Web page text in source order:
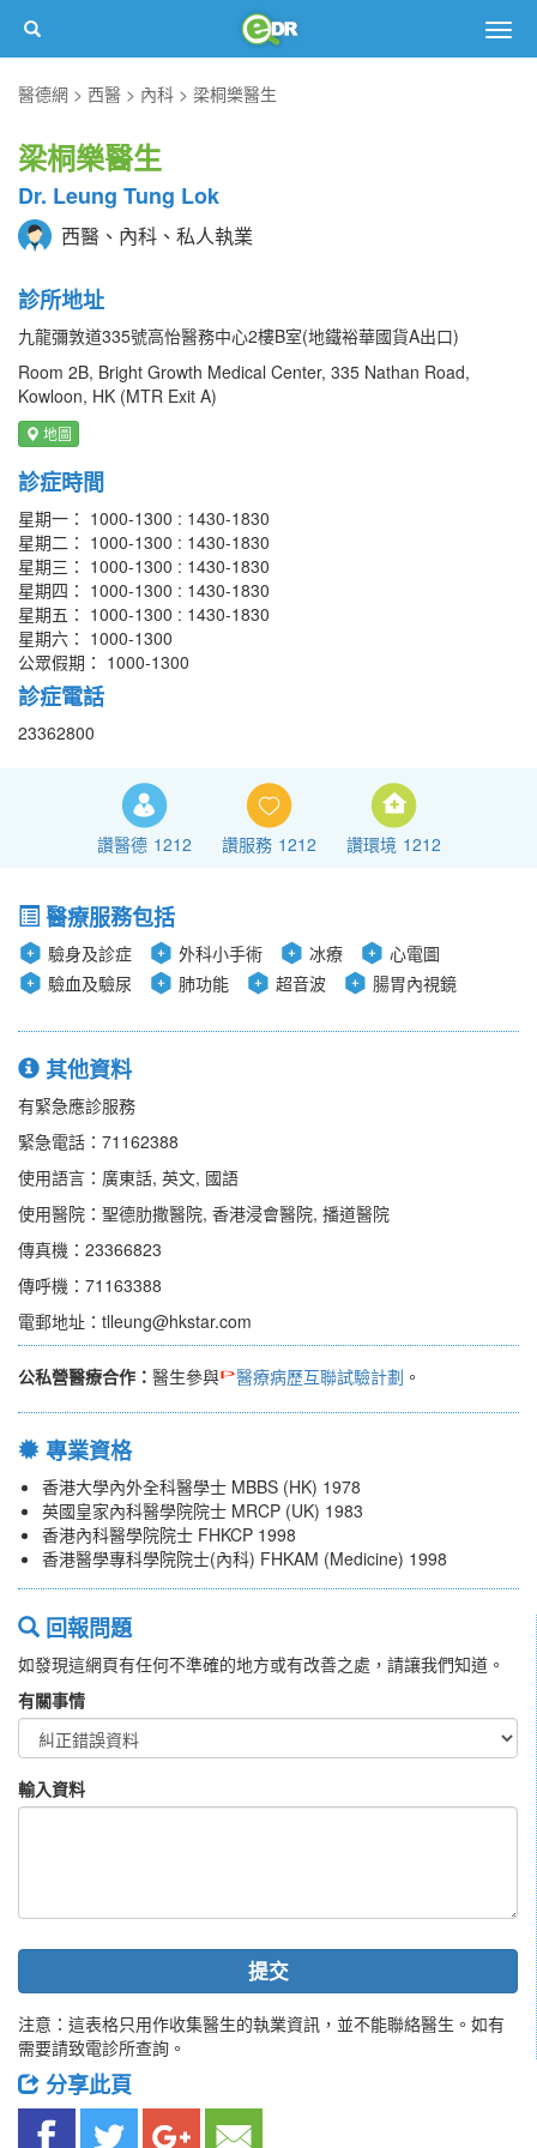
醫德網
西醫 內科 梁桐樂醫生
梁桐樂醫生
Dr. Leung Tung Lok
西醫、內科、私人執業
診所地址
九龍彌敦道335號高怡醫務中心2樓B室(地鐵裕華國貨A出口)
Room 2B, Bright Growth Medical Center, 335 Nathan Road,
Kowloon, HK (MTR Exit A)
地圖
診症時間
星期一： 1000-1300 : 1430-1830
星期二： 1000-1300 : 1430-1830
星期三： 1000-1300 : 1430-1830
星期四： 1000-1300 : 1430-1830
星期五： 1000-1300 : 1430-1830
星期六： 1000-1300
公眾假期： 1000-1300
診症電話
23362800
讚醫德 1212 讚服務 1212 讚環境 1212
醫療服務包括
驗身及診症 外科小手術 冰療
心電圖
驗血及驗尿
肺功能 超音波 腸胃內視鏡
其他資料
有緊急應診服務
緊急電話：71162388
使用語言：廣東話, 英文, 國語
使用醫院：聖德肋撒醫院, 香港浸會醫院, 播道醫院
傳真機：23366823
傳呼機：71163388
電郵地址：tlleung@hkstar.com
公私營醫療合作： 醫生參與 醫療病歷互聯試驗計劃 。
專業資格
香港大學內外全科醫學士 MBBS (HK) 1978
英國皇家內科醫學院院士 MRCP (UK) 1983
香港內科醫學院院士 FHKCP 1998
香港醫學專科學院院士(內科) FHKAM (Medicine) 1998
回報問題
如發現這網頁有任何不準確的地方或有改善之處，請讓我們知道。
有關事情
輸入資料
提交
注意：這表格只用作收集醫生的執業資訊，並不能聯絡醫生。如有
需要請致電診所查詢。
分享此頁